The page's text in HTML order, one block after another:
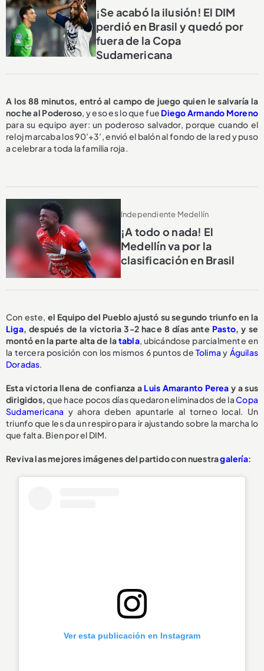
¡Se acabó la ilusión! El DIM
perdió en Brasil y quedó por
fuera de la Copa
Sudamericana
A los 88 minutos, entró al campo de juego quien le salvaría la
noche al Poderoso, y eso es lo que fue Diego Armando Moreno
para su equipo ayer: un poderoso salvador, porque cuando el
reloj marcaba los 90’+3’, envió el balón al fondo de la red y puso
a celebrar a toda la familia roja.
Independiente Medellín
¡A todo o nada! El
Medellín va por la
clasificación en Brasil
Con este, el Equipo del Pueblo ajustó su segundo triunfo en la
Liga, después de la victoria 3-2 hace 8 días ante Pasto, y se
montó en la parte alta de latabla, ubicándose parcialmente en
la tercera posición con los mismos 6 puntos de Tolimay Águilas
Doradas.
Esta victoria llena de confianza a Luis Amaranto Perea y a sus
dirigidos,que hace pocos días quedaron eliminados de laCopa
Sudamericana y ahora deben apuntarle al torneo local. Un
triunfo que les da un respiro para ir ajustando sobre la marcha lo
que falta. Bien por el DIM.
Reviva las mejores imágenes del partido con nuestragalería:
Ver esta publicación en Instagram